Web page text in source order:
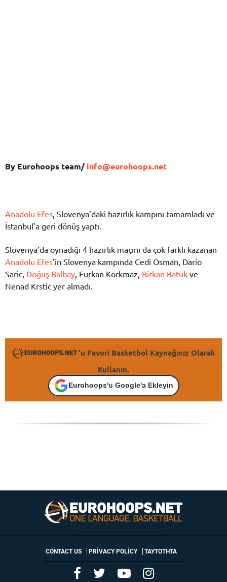
By Eurohoops team/ info@eurohoops.net
Anadolu Efes , Slovenya’daki hazırlık kampını tamamladı ve
İstanbul’a geri dönüş yaptı.
Slovenya’da oynadığı 4 hazırlık maçını da çok farklı kazanan
Anadolu Efes’in Slovenya kampında Cedi Osman, Dario
Saric, Doğuş Balbay , Furkan Korkmaz, Birkan Batuk ve
Nenad Krstic yer almadı.
'u Favori Basketbol Kaynağınız Olarak
Kullanın.
Eurohoops'u Google'a Ekleyin
CONTACT US PRIVACY POLICY ΤΑΥΤΟΤΗΤΑ